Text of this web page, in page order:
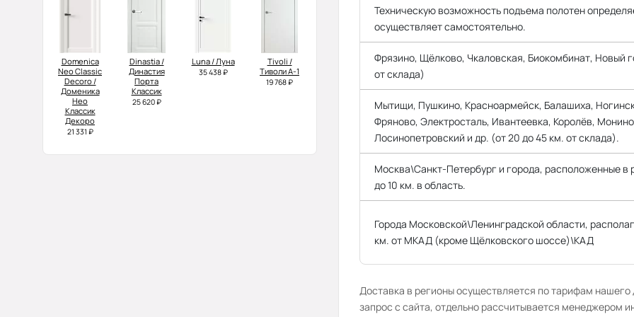
Domenica
Neo Classic
Decoro /
Доменика
Нео
Классик
Декоро
21 331 ₽
Dinastia /
Династия
Порта
Классик
25 620 ₽
Luna / Луна
35 438 ₽
Tivoli /
Тиволи А-1
19 768 ₽
Техническую возможность подъема полотен
осуществляет самостоятельно.
Фрязино, Щёлково, Чкаловская, Биокомбинат, Новый
от склада)
Мытищи, Пушкино, Красноармейск, Балашиха,
Фряново, Электросталь, Ивантеевка, Королёв,
Лосинопетровский и др. (от 20 до 45 км. от склада).
Москва\Санкт-Петербург и города, расположенные
до 10 км. в область.
Города Московской\Ленинградской области,
км. от МКАД (кроме Щёлковского шоссе)\КАД
Доставка в регионы осуществляется по тарифам
запрос с сайта, отдельно рассчитывается менеджером